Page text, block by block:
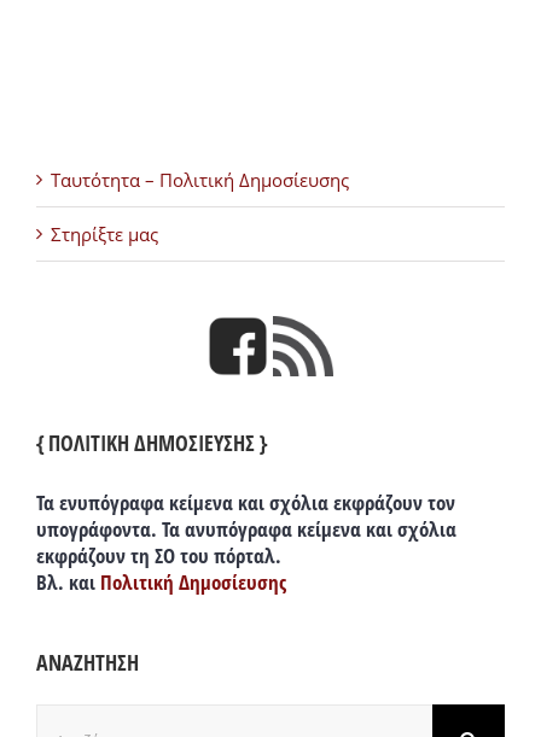
Ταυτότητα – Πολιτική Δημοσίευσης
Στηρίξτε μας
{ ΠΟΛΙΤΙΚΗ ΔΗΜΟΣΙΕΥΣΗΣ }
Τα ενυπόγραφα κείμενα και σχόλια εκφράζουν τον
υπογράφοντα. Τα ανυπόγραφα κείμενα και σχόλια
εκφράζουν τη ΣΟ του πόρταλ.
Βλ. και Πολιτική Δημοσίευσης
ΑΝΑΖΗΤΗΣΗ